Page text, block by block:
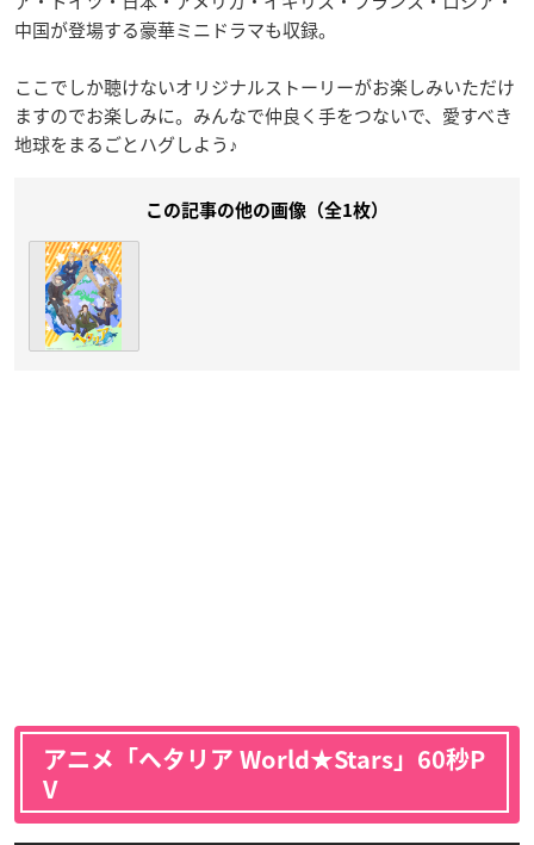
中国が登場する豪華ミニドラマも収録。
ここでしか聴けないオリジナルストーリーがお楽しみいただけ
ますのでお楽しみに。みんなで仲良く手をつないで、愛すべき
地球をまるごとハグしよう♪
この記事の他の画像（全1枚）
アニメ「ヘタリア World★Stars」60秒P
V